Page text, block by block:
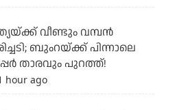
വീണ്ടും വമ്പന്‍
ബുംറയ്ക്ക് പിന്നാലെ
താരവും പുറത്ത്!
hour ago